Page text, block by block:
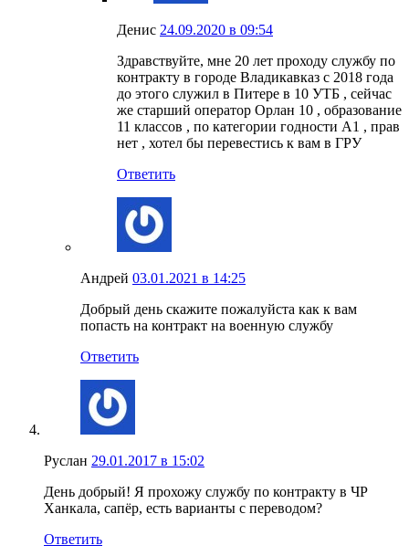
Денис 24.09.2020 в 09:54
Здравствуйте, мне 20 лет проходу службу по
контракту в городе Владикавказ с 2018 года
до этого служил в Питере в 10 УТБ , сейчас
же старший оператор Орлан 10 , образование
11 классов , по категории годности А1 , прав
нет , хотел бы перевестись к вам в ГРУ
Ответить
Андрей 03.01.2021 в 14:25
Добрый день скажите пожалуйста как к вам
попасть на контракт на военную службу
Ответить
Руслан 29.01.2017 в 15:02
День добрый! Я прохожу службу по контракту в ЧР
Ханкала, сапёр, есть варианты с переводом?
Ответить